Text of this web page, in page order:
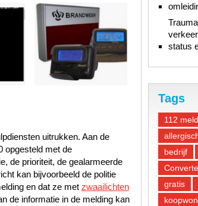
uitrukken. Aan de
opgesteld met de
de prioriteit, de gealarmeerde
kan bijvoorbeeld de politie
en dat ze met zwaailichten
de informatie in de melding kan
status
Tags
112
bedrijf
gratis